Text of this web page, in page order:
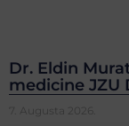
Dr. Eldin
medicine JZU
7. Augusta 2026.